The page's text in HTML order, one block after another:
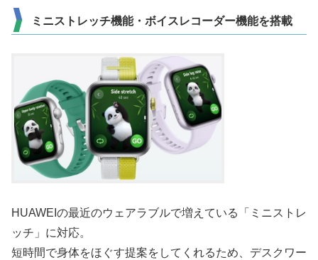
ミニストレッチ機能・ボイスレコーダー機能を搭載
HUAWEIの最近のウェアラブルで増えている「ミニストレ
ッチ」に対応。
短時間で身体をほぐす提案をしてくれるため、デスクワー